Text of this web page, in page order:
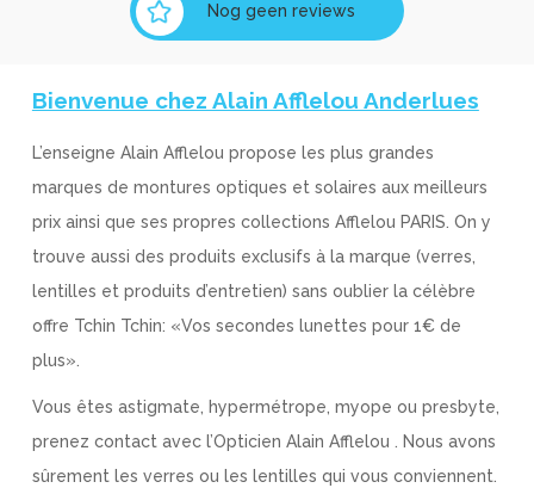
Nog geen reviews
Bienvenue chez Alain Afflelou Anderlues
L’enseigne Alain Afflelou propose les plus grandes
marques de montures optiques et solaires aux meilleurs
prix ainsi que ses propres collections Afflelou PARIS. On y
trouve aussi des produits exclusifs à la marque (verres,
lentilles et produits d’entretien) sans oublier la célèbre
offre Tchin Tchin: «Vos secondes lunettes pour 1€ de
plus».
Vous êtes astigmate, hypermétrope, myope ou presbyte,
prenez contact avec l’Opticien Alain Afflelou . Nous avons
sûrement les verres ou les lentilles qui vous conviennent.